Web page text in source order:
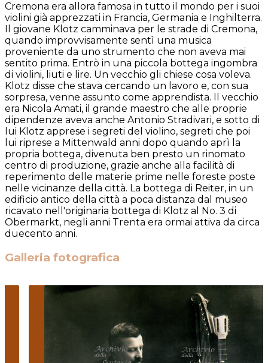
Cremona era allora famosa in tutto il mondo per i suoi
violini già apprezzati in Francia, Germania e Inghilterra.
Il giovane Klotz camminava per le strade di Cremona,
quando improvvisamente sentì una musica
proveniente da uno strumento che non aveva mai
sentito prima. Entrò in una piccola bottega ingombra
di violini, liuti e lire. Un vecchio gli chiese cosa voleva.
Klotz disse che stava cercando un lavoro e, con sua
sorpresa, venne assunto come apprendista. Il vecchio
era Nicola Amati, il grande maestro che alle proprie
dipendenze aveva anche Antonio Stradivari, e sotto di
lui Klotz apprese i segreti del violino, segreti che poi
lui riprese a Mittenwald anni dopo quando aprì la
propria bottega, divenuta ben presto un rinomato
centro di produzione, grazie anche alla facilità di
reperimento delle materie prime nelle foreste poste
nelle vicinanze della città. La bottega di Reiter, in un
edificio antico della città a poca distanza dal museo
ricavato nell'originaria bottega di Klotz al No. 3 di
Obermarkt, negli anni Trenta era ormai attiva da circa
duecento anni.
Galleria fotografica